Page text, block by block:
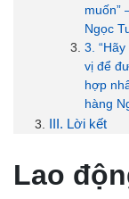
muốn”
Ngọc
3.
vị để
hợp
hàng
III. Lời kết
Lao